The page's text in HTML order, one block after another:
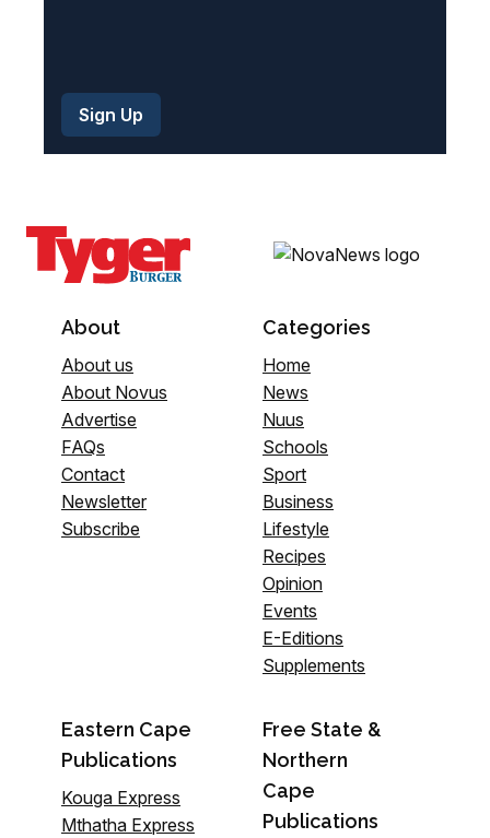
About
About us
About Novus
Advertise
FAQs
Contact
Newsletter
Subscribe
Categories
Home
News
Nuus
Schools
Sport
Business
Lifestyle
Recipes
Opinion
Events
E-Editions
Supplements
Eastern Cape
Publications
Kouga Express
Mthatha Express
Free State &
Northern
Cape
Publications